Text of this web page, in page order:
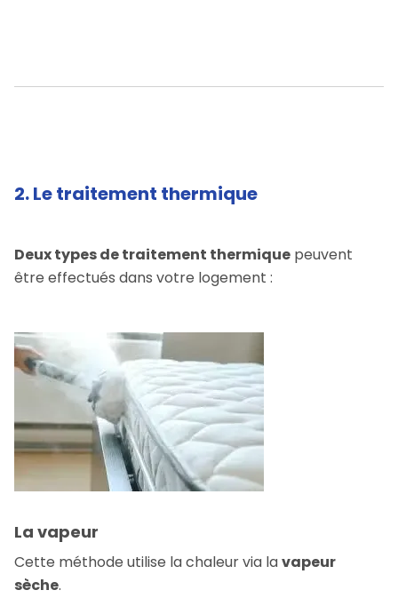
2. Le traitement thermique
Deux types de traitement thermique peuvent
être effectués dans votre logement :
La vapeur
Cette méthode utilise la chaleur via lavapeur
sèche.